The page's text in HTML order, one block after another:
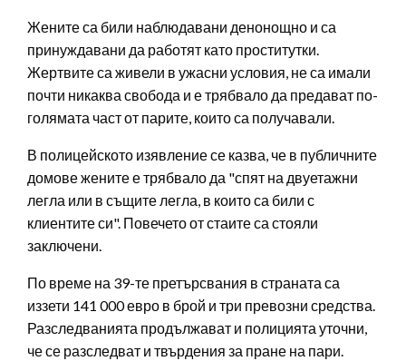
Жените са били наблюдавани денонощно и са
принуждавани да работят като проститутки.
Жертвите са живели в ужасни условия, не са имали
почти никаква свобода и е трябвало да предават по-
голямата част от парите, които са получавали.
В полицейското изявление се казва, че в публичните
домове жените е трябвало да "спят на двуетажни
легла или в същите легла, в които са били с
клиентите си". Повечето от стаите са стояли
заключени.
По време на 39-те претърсвания в страната са
иззети 141 000 евро в брой и три превозни средства.
Разследванията продължават и полицията уточни,
че се разследват и твърдения за пране на пари.